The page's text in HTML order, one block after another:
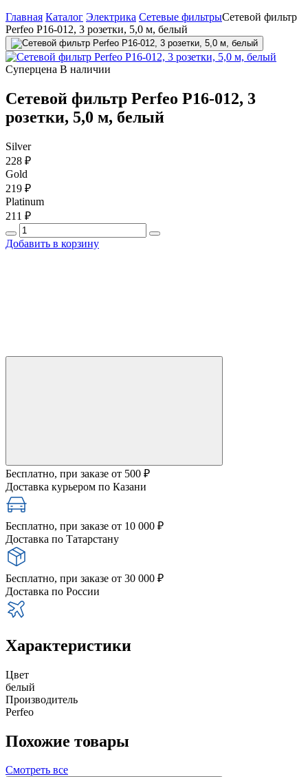
Главная Каталог Электрика Сетевые фильтрыСетевой фильтр
Perfeo P16-012, 3 розетки, 5,0 м, белый
Суперцена В наличии
Сетевой фильтр Perfeo P16-012, 3
розетки, 5,0 м, белый
Silver
228 ₽
Gold
219 ₽
Platinum
211 ₽
Добавить в корзину
Бесплатно, при заказе от 500 ₽
Доставка курьером по Казани
Бесплатно, при заказе от 10 000 ₽
Доставка по Татарстану
Бесплатно, при заказе от 30 000 ₽
Доставка по России
Характеристики
Цвет
белый
Производитель
Perfeo
Похожие товары
Смотреть все